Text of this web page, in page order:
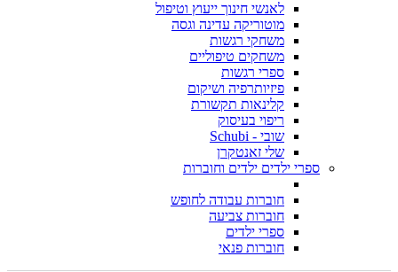
לאנשי חינוך ייעוץ וטיפול
מוטוריקה עדינה וגסה
משחקי רגשות
משחקים טיפוליים
ספרי רגשות
פיזיותרפיה ושיקום
קלינאות תקשורת
ריפוי בעיסוק
שובי - Schubi
שלי זאנטקרן
ספרי ילדים ילדים וחוברות
חוברות עבודה לחופש
חוברות צביעה
ספרי ילדים
חוברות פנאי